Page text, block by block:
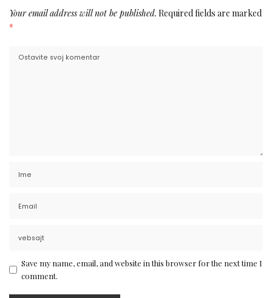
Your email address will not be published. Required fields are marked
*
Save my name, email, and website in this browser for the next time I
comment.